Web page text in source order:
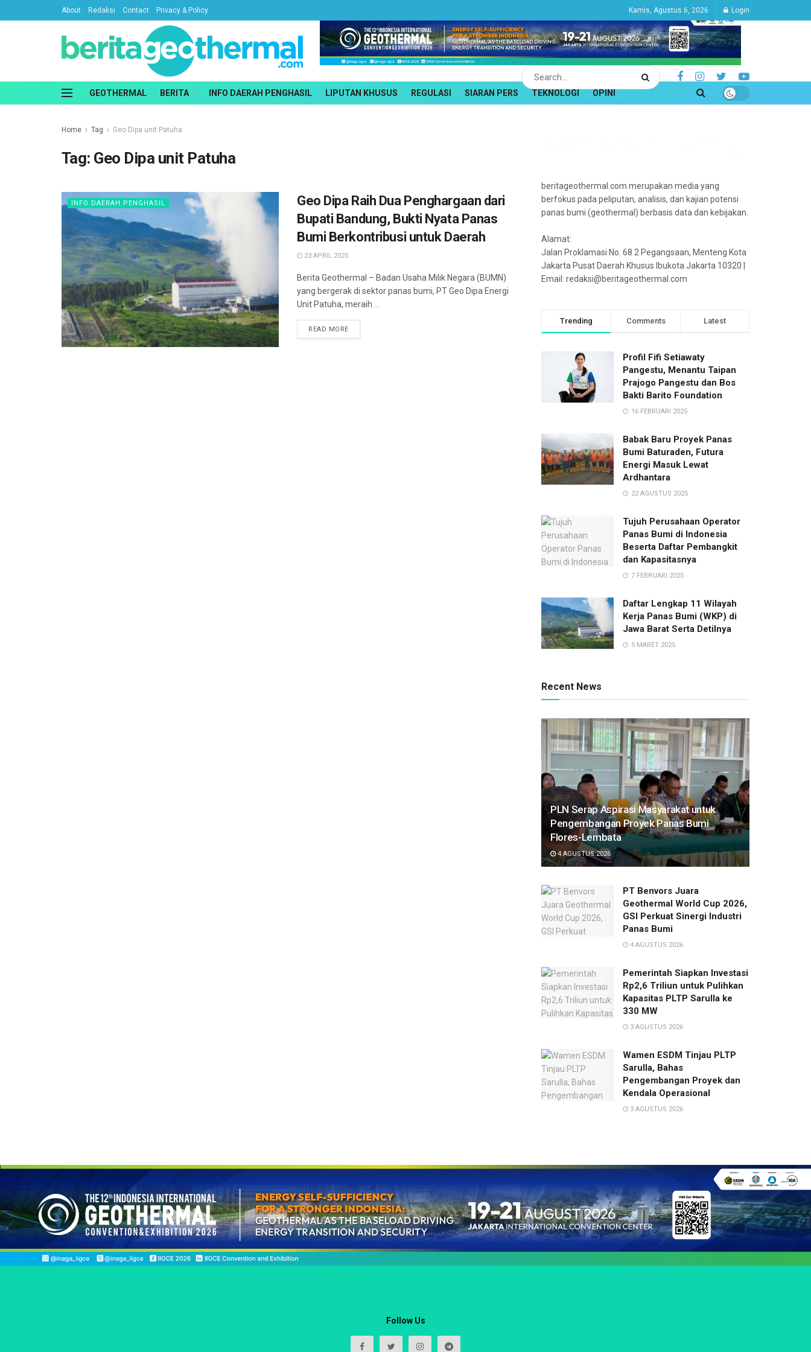
About Redaksi Contact Privacy & Policy Kamis, Agustus 6, 2026 Login
GEOTHERMAL BERITA INFO DAERAH PENGHASIL LIPUTAN KHUSUS REGULASI SIARAN PERS TEKNOLOGI OPINI
Home Tag Geo Dipa unit Patuha
Tag: Geo Dipa unit Patuha
INFO DAERAH PENGHASIL
Geo Dipa Raih Dua Penghargaan dari
Bupati Bandung, Bukti Nyata Panas
Bumi Berkontribusi untuk Daerah
23 APRIL 2025
Berita Geothermal – Badan Usaha Milik Negara (BUMN)
yang bergerak di sektor panas bumi, PT Geo Dipa Energi
Unit Patuha, meraih ...
READ MORE
beritageothermal.com merupakan media yang
berfokus pada peliputan, analisis, dan kajian potensi
panas bumi (geothermal) berbasis data dan kebijakan.
Alamat:
Jalan Proklamasi No. 68 2 Pegangsaan, Menteng Kota
Jakarta Pusat Daerah Khusus Ibukota Jakarta 10320 |
Email: redaksi@beritageothermal.com
Trending Comments Latest
Profil Fifi Setiawaty
Pangestu, Menantu Taipan
Prajogo Pangestu dan Bos
Bakti Barito Foundation
16 FEBRUARI 2025
Babak Baru Proyek Panas
Bumi Baturaden, Futura
Energi Masuk Lewat
Ardhantara
22 AGUSTUS 2025
Tujuh Perusahaan Operator
Panas Bumi di Indonesia
Beserta Daftar Pembangkit
dan Kapasitasnya
7 FEBRUARI 2025
Daftar Lengkap 11 Wilayah
Kerja Panas Bumi (WKP) di
Jawa Barat Serta Detilnya
5 MARET 2025
Recent News
PLN Serap Aspirasi Masyarakat untuk
Pengembangan Proyek Panas Bumi
Flores-Lembata
4 AGUSTUS 2026
PT Benvors Juara
Geothermal World Cup 2026,
GSI Perkuat Sinergi Industri
Panas Bumi
4 AGUSTUS 2026
Pemerintah Siapkan Investasi
Rp2,6 Triliun untuk Pulihkan
Kapasitas PLTP Sarulla ke
330 MW
3 AGUSTUS 2026
Wamen ESDM Tinjau PLTP
Sarulla, Bahas
Pengembangan Proyek dan
Kendala Operasional
3 AGUSTUS 2026
Follow Us